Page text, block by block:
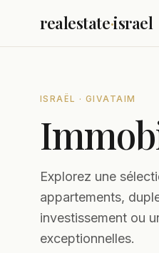
realestate·israel
ISRAËL · GIVATAIM
Explorez une
appartements,
investissement ou
exceptionnelles.